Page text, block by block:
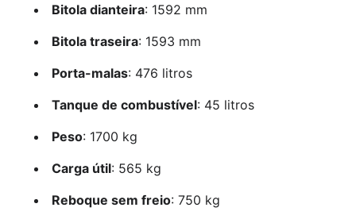
Bitola dianteira: 1592 mm
Bitola traseira: 1593 mm
Porta-malas: 476 litros
Tanque de combustível: 45 litros
Peso: 1700 kg
Carga útil: 565 kg
Reboque sem freio: 750 kg